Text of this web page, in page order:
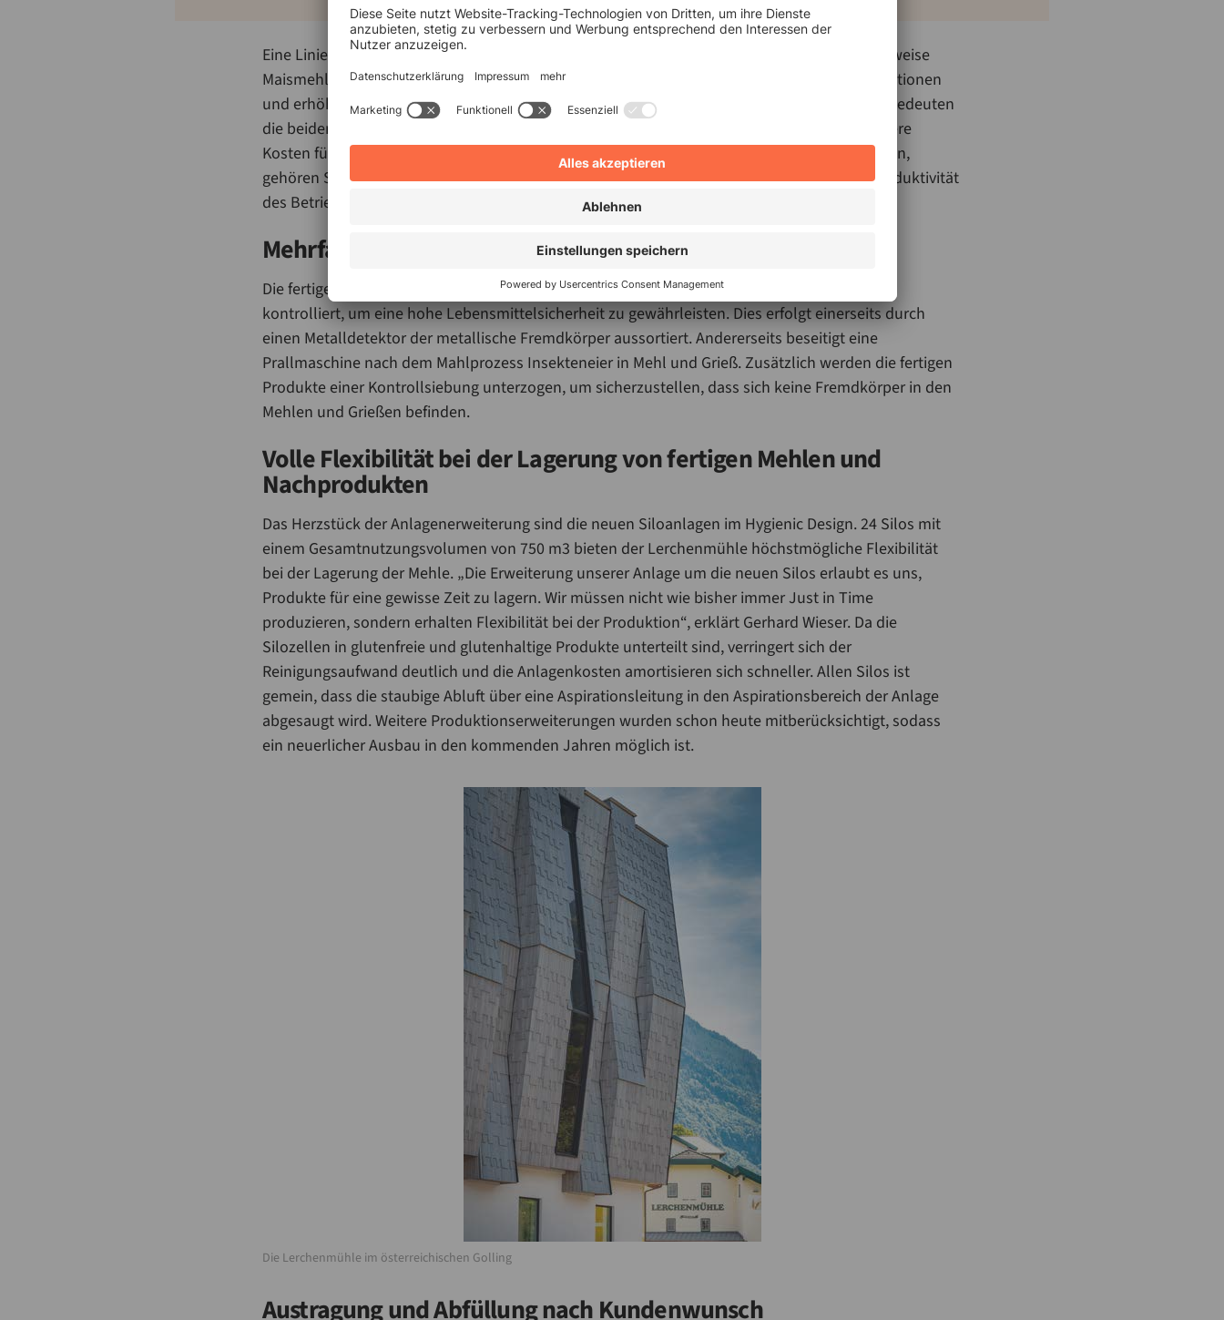
Eine Linie transportiert glutenhaltige, die zweite glutenfreie Getreideprodukte, wie beispielsweise
Maismehl, zu den Silos. Durch diese Trennung vermeidet die Lerchenmühle Kreuzkontaminationen
und erhöht in Folge die Sicherheit für Endkundinnen und -kunden. Für den Müllereibetrieb bedeuten
die beiden Förderlinien einen verringerten Reinigungsaufwand und damit verbunden geringere
Kosten für Personal. Da die zwei getrennten Systeme ein allergenfreies Handling sicherstellen,
gehören Stillstände, die durch Reinigungsaufwand entstehen, der Vergangenheit an: Die Produktivität
des Betriebes steigt.
Mehrfache Kontrolle für gesteigerte Produktsicherheit
Die fertigen Mahlprodukte werden im Zuge des pneumatischen Förderprozesses mehrfach
kontrolliert, um eine hohe Lebensmittelsicherheit zu gewährleisten. Dies erfolgt einerseits durch
einen Metalldetektor der metallische Fremdkörper aussortiert. Andererseits beseitigt eine
Prallmaschine nach dem Mahlprozess Insekteneier in Mehl und Grieß. Zusätzlich werden die fertigen
Produkte einer Kontrollsiebung unterzogen, um sicherzustellen, dass sich keine Fremdkörper in den
Mehlen und Grießen befinden.
Volle Flexibilität bei der Lagerung von fertigen Mehlen und
Nachprodukten
Das Herzstück der Anlagenerweiterung sind die neuen Siloanlagen im Hygienic Design. 24 Silos mit
einem Gesamtnutzungsvolumen von 750 m3 bieten der Lerchenmühle höchstmögliche Flexibilität
bei der Lagerung der Mehle. „Die Erweiterung unserer Anlage um die neuen Silos erlaubt es uns,
Produkte für eine gewisse Zeit zu lagern. Wir müssen nicht wie bisher immer Just in Time
produzieren, sondern erhalten Flexibilität bei der Produktion“, erklärt Gerhard Wieser. Da die
Silozellen in glutenfreie und glutenhaltige Produkte unterteilt sind, verringert sich der
Reinigungsaufwand deutlich und die Anlagenkosten amortisieren sich schneller. Allen Silos ist
gemein, dass die staubige Abluft über eine Aspirationsleitung in den Aspirationsbereich der Anlage
abgesaugt wird. Weitere Produktionserweiterungen wurden schon heute mitberücksichtigt, sodass
ein neuerlicher Ausbau in den kommenden Jahren möglich ist.
Die Lerchenmühle im österreichischen Golling
Austragung und Abfüllung nach Kundenwunsch